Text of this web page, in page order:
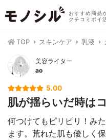
おすすめ商品
クチコミポイ
TOP スキンケア 乳液
美容ライター
ao
5.00
肌が揺らいだ時は
何つけてもピリピリ！み
ます。荒れた肌も優しく